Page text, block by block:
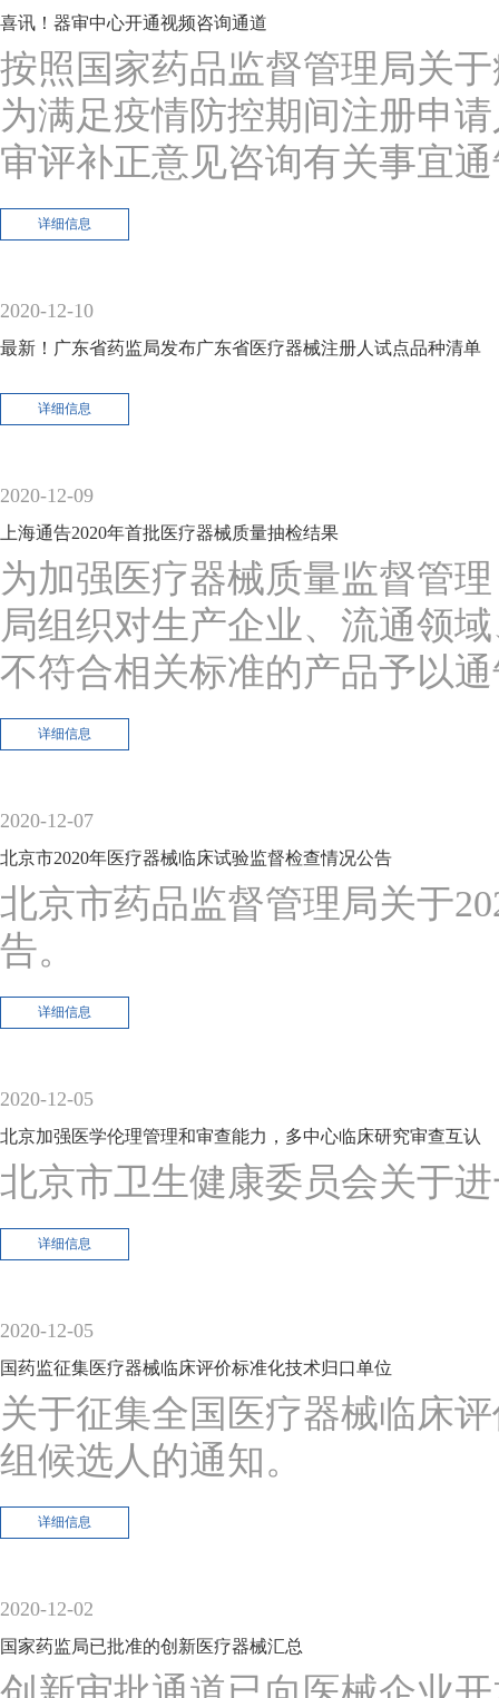
喜讯！器审中心开通视频咨询通道
按照国家药品监督管理局关
为满足疫情防控期间注册申
审评补正意见咨询有关事宜
详细信息
2020-12-10
最新！广东省药监局发布广东省医疗器械注册人试点品种清单
详细信息
2020-12-09
上海通告2020年首批医疗器械质量抽检结果
为加强医疗器械质量监督管
局组织对生产企业、流通领
不符合相关标准的产品予以
详细信息
2020-12-07
北京市2020年医疗器械临床试验监督检查情况公告
北京市药品监督管理局关于
告。
详细信息
2020-12-05
北京加强医学伦理管理和审查能力，多中心临床研究审查互认
北京市卫生健康委员会关于
详细信息
2020-12-05
国药监征集医疗器械临床评价标准化技术归口单位
关于征集全国医疗器械临床
组候选人的通知。
详细信息
2020-12-02
国家药监局已批准的创新医疗器械汇总